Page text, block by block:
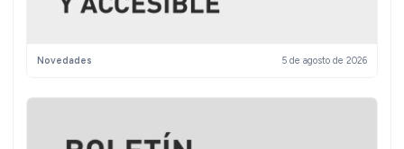
Novedades 5 de agosto de 2026